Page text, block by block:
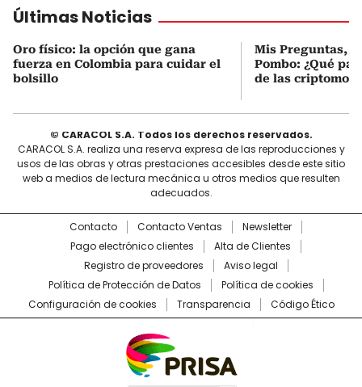
Últimas Noticias
Oro físico: la opción que gana
fuerza en Colombia para cuidar el
bolsillo
Mis Preguntas,
Pombo: ¿Qué
de las
© CARACOL S.A. Todos los derechos reservados.
CARACOL S.A. realiza una reserva expresa de las reproducciones y
usos de las obras y otras prestaciones accesibles desde este sitio
web a medios de lectura mecánica u otros medios que resulten
adecuados.
Contacto Contacto Ventas
Newsletter
Pago electrónico clientes
Alta de Clientes
Registro de proveedores
Aviso legal
Política de Protección de Datos
Política de cookies
Configuración de cookies
Transparencia Código Ético